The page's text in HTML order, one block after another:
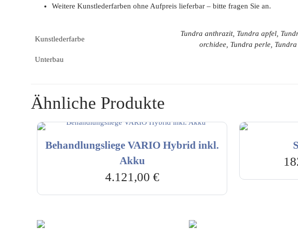
Weitere Kunstlederfarben ohne Aufpreis lieferbar – bitte fragen Sie an.
Kunstlederfarbe
Tundra anthrazit, Tundra apfel,
orchidee, Tundra perle,
Unterbau
Ähnliche Produkte
Behandlungsliege VARIO Hybrid inkl.
Akku
4.121,00 €